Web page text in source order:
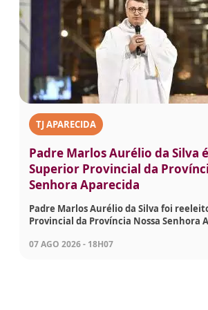
TJ APARECIDA
Padre Marlos Aurélio da Silva
Superior Provincial da
Senhora Aparecida
Padre Marlos Aurélio da Silva foi
Provincial da Província Nossa Senhora
07 AGO 2026 - 18H07